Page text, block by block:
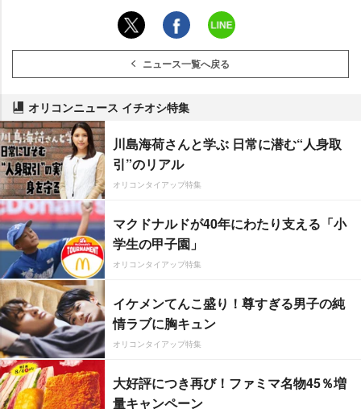
ニュース一覧へ戻る
オリコンニュース イチオシ特集
川島海荷さんと学ぶ 日常に潜む“人身取
引”のリアル
オリコンタイアップ特集
マクドナルドが40年にわたり支える「小
学生の甲子園」
オリコンタイアップ特集
イケメンてんこ盛り！尊すぎる男子の純
情ラブに胸キュン
オリコンタイアップ特集
大好評につき再び！ファミマ名物45％増
量キャンペーン